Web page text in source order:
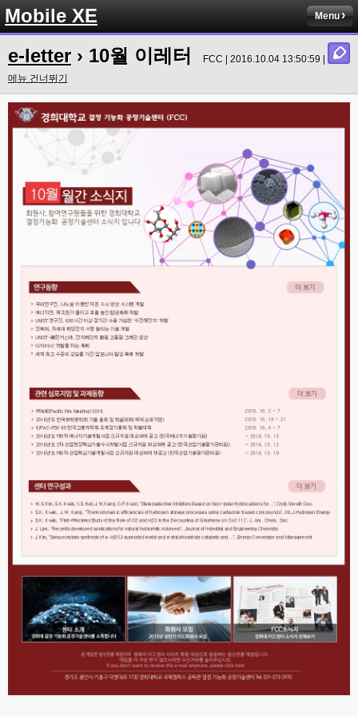
Mobile XE Menu
e-letter› 10월 이레터
FCC | 2016.10.04 13:50:59 |
메뉴 건너뛰기